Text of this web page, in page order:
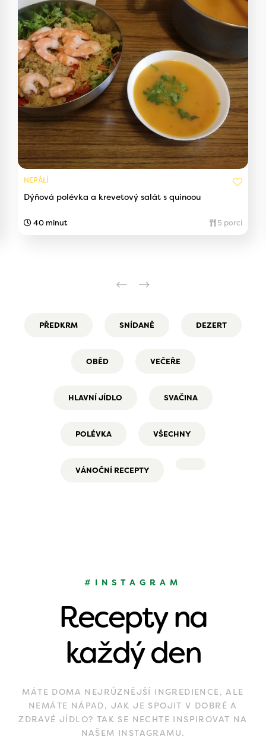
NEPÁLÍ
Dýňová polévka a krevetový salát s quinoou
40 minut 5 porcí
PŘEDKRM SNÍDANĚ DEZERT
OBĚD VEČEŘE
HLAVNÍ JÍDLO SVAČINA
POLÉVKA VŠECHNY
VÁNOČNÍ RECEPTY
#INSTAGRAM
Recepty na
každý den
MÁTE DOMA NEJRŮZNĚJŠÍ INGREDIENCE, ALE
NEMÁTE NÁPAD, JAK JE SPOJIT V DOBRÉ A
ZDRAVÉ JÍDLO? TAK SE NECHTE INSPIROVAT NA
NAŠEM INSTAGRAMU.